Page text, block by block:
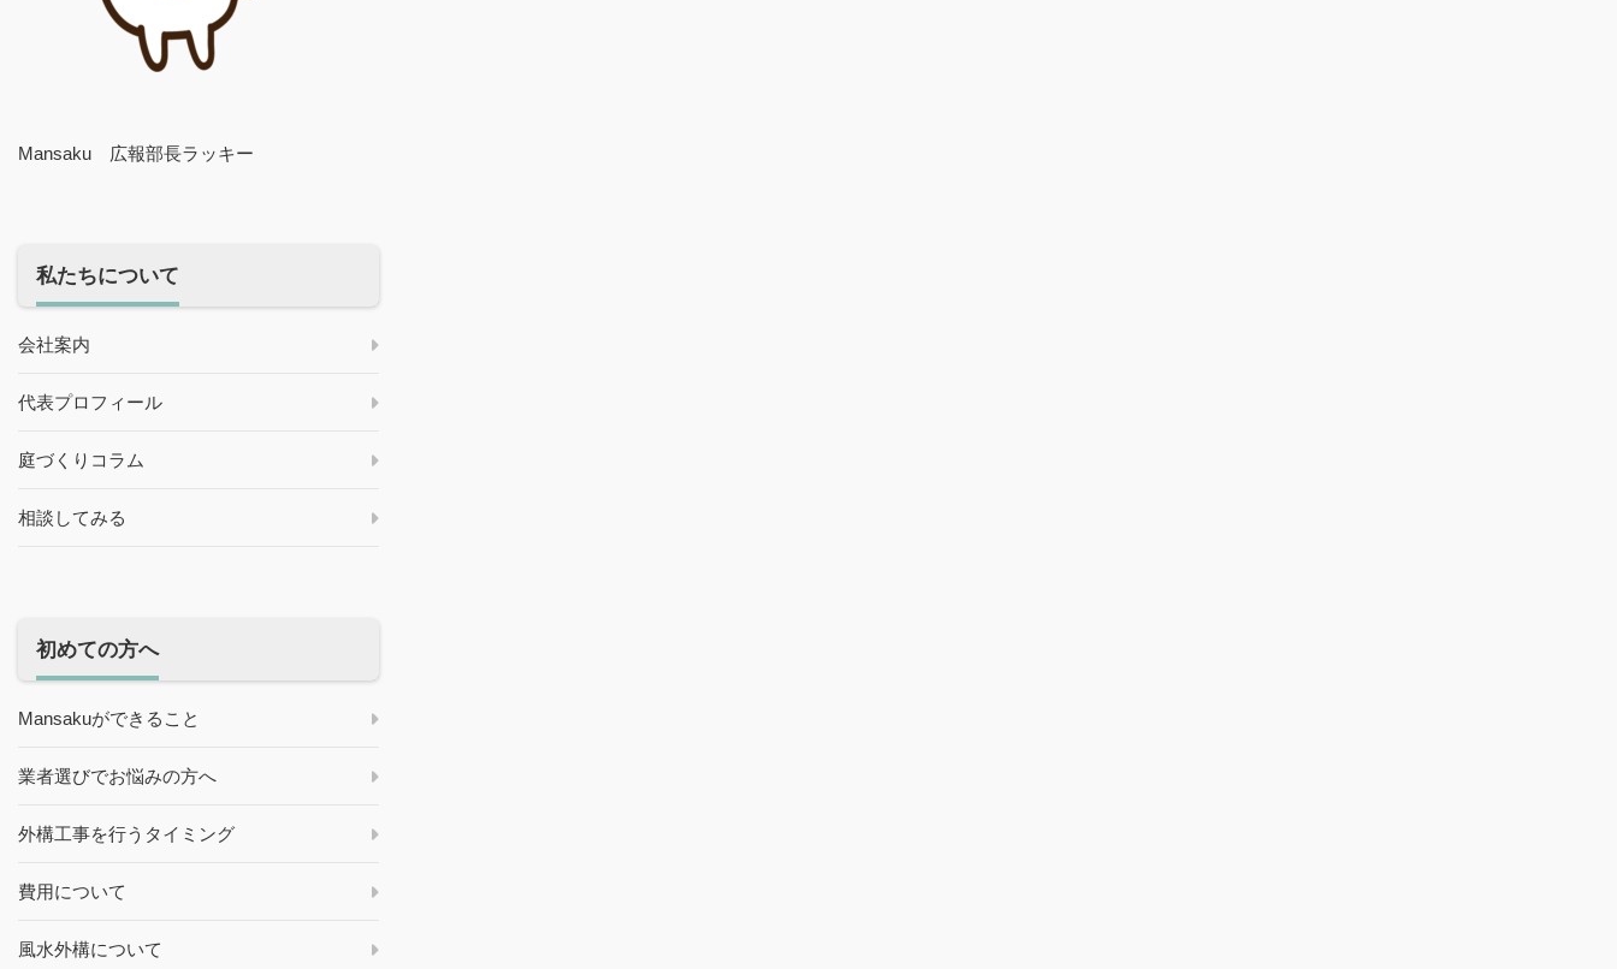
Mansaku 広報部長ラッキー
私たちについて
会社案内
代表プロフィール
庭づくりコラム
相談してみる
初めての方へ
Mansakuができること
業者選びでお悩みの方へ
外構工事を行うタイミング
費用について
風水外構について